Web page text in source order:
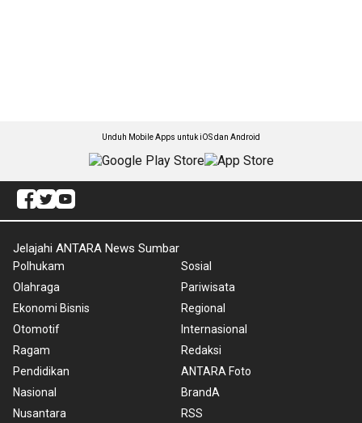
Unduh Mobile Apps untuk iOS dan Android
Jelajahi ANTARA News Sumbar
Polhukam
Olahraga
Ekonomi Bisnis
Otomotif
Ragam
Pendidikan
Nasional
Nusantara
Sosial
Pariwisata
Regional
Internasional
Redaksi
ANTARA Foto
BrandA
RSS